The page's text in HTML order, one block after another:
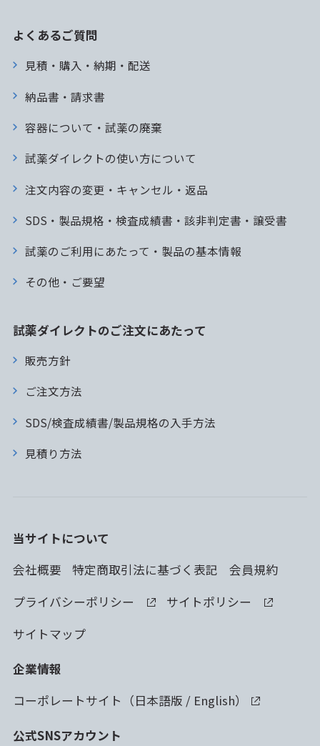
よくあるご質問
見積・購入・納期・配送
納品書・請求書
容器について・試薬の廃棄
試薬ダイレクトの使い方について
注文内容の変更・キャンセル・返品
SDS・製品規格・検査成績書・該非判定書・譲受書
試薬のご利用にあたって・製品の基本情報
その他・ご要望
試薬ダイレクトのご注文にあたって
販売方針
ご注文方法
SDS/検査成績書/製品規格の入手方法
見積り方法
当サイトについて
会社概要
特定商取引法に基づく表記
会員規約
プライバシーポリシー
サイトポリシー
サイトマップ
企業情報
コーポレートサイト（日本語版 / English）
公式SNSアカウント